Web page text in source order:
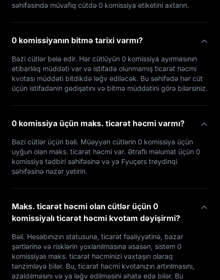
səhifəsində müvafiq cütdə 0 komissiya etiketini axtarın.
0 komissiyanın bitmə tarixi varmı?
Bəzi cütlər belə edir. Hər cütlüyün 0 komissiya ayırmasının
etibarlılıq müddəti var və istifadə olunmamış ticarət həcmi
kvotası müddəti bitdikdə ləğv ediləcək. Bu səhifədə hər cüt
üçün istifadənin gedişatını və bitmə müddətini görə bilərsiniz.
0 komissiya üçün maks. ticarət həcmi varmı?
Bəzi cütlər üçün bəli. Müəyyən cütlərin 0 komissiya üçün
uyğun olan maks. ticarət həcmi var. Ətraflı məlumat üçün 0
komissiya tədbiri səhifəsinə və ya Fyuçers treydinqi
səhifəsinə nəzər yetirin.
Maks. ticarət həcmi olan cütlər üçün 0
komissiyalı ticarət həcmi kvotam dəyişirmi?
Bəli. Hesabınızın statusuna, ticarət fəaliyyətinə, bazar
şərtlərinə və risklərin yoxlanılmasına əsasən, sistem 0
komissiyalı maks. ticarət həcminizi vaxtaşırı olaraq
tənzimləyə bilər. Bu, ticarət həcmi kvotanızın artırılmasını,
azaldılmasını və ya ləğv edilməsini əhatə edə bilər. Bu